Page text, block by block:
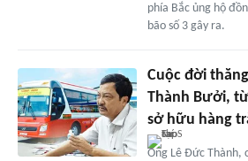
phía Bắc ủng hộ
bão số 3 gây ra.
Cuộc đời
Thành Bưởi,
sở hữu hàng
Ông Lê Đức Thành,